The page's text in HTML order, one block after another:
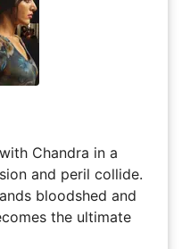
Chandra in a
and peril collide.
bloodshed and
the ultimate